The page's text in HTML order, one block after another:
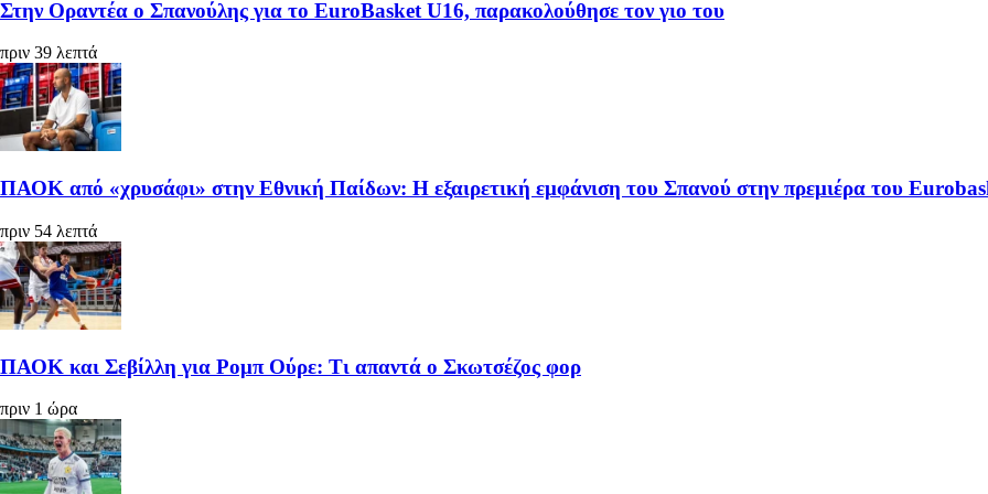
Στην Οραντέα ο Σπανούλης για το EuroBasket U16, παρακολούθησε τον γιο του
πριν 39 λεπτά
ΠΑΟΚ από «χρυσάφι» στην Εθνική Παίδων: Η εξαιρετική εμφάνιση του Σπανού στην πρεμιέρα του
πριν 54 λεπτά
ΠΑΟΚ και Σεβίλλη για Ρομπ Ούρε: Τι απαντά ο Σκωτσέζος φορ
πριν 1 ώρα